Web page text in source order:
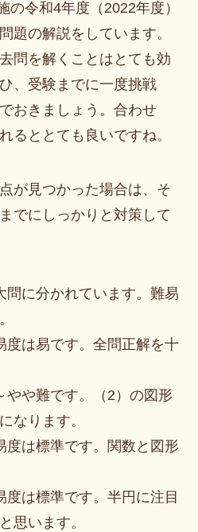
の令和4年度（2022年度）
題の解説をしています。
問を解くことはとても効
、受験までに一度挑戦
おきましょう。合わせ
るととても良いですね。
が見つかった場合は、そ
でにしっかりと対策して
問に分かれています。難易
度は易です。全問正解を十
やや難です。（2）の図形
なります。
度は標準です。関数と図形
は標準です。半円に注目
思います。